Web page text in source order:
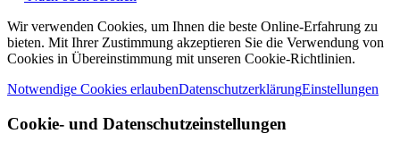
Wir verwenden Cookies, um Ihnen die beste Online-Erfahrung zu
bieten. Mit Ihrer Zustimmung akzeptieren Sie die Verwendung von
Cookies in Übereinstimmung mit unseren Cookie-Richtlinien.
Notwendige Cookies erlaubenDatenschutzerklärungEinstellungen
Cookie- und Datenschutzeinstellungen